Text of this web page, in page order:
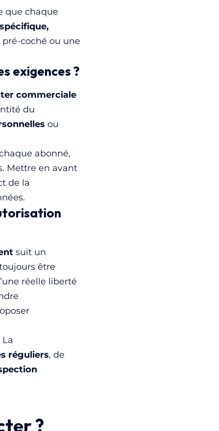
que chaque
coché ou une
exigences ?
commerciale
du
ou
abonné,
Mettre en avant
de la
suit un
être
réelle liberté
réguliers, de
?